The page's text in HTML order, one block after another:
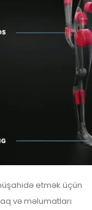
etmək üçün
və məlumatları